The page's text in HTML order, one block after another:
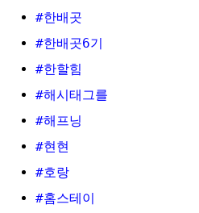
#한배곳
#한배곳6기
#한할힘
#해시태그를
#해프닝
#현현
#호랑
#홈스테이